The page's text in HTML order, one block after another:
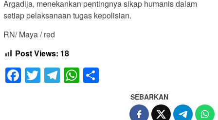
Argadija, menekankan pentingnya sikap humanis dalam
setiap pelaksanaan tugas kepolisian.
RN/ Maya / red
Post Views: 18
Facebook
Twitter
Telegram
WhatsApp
SEBARKAN